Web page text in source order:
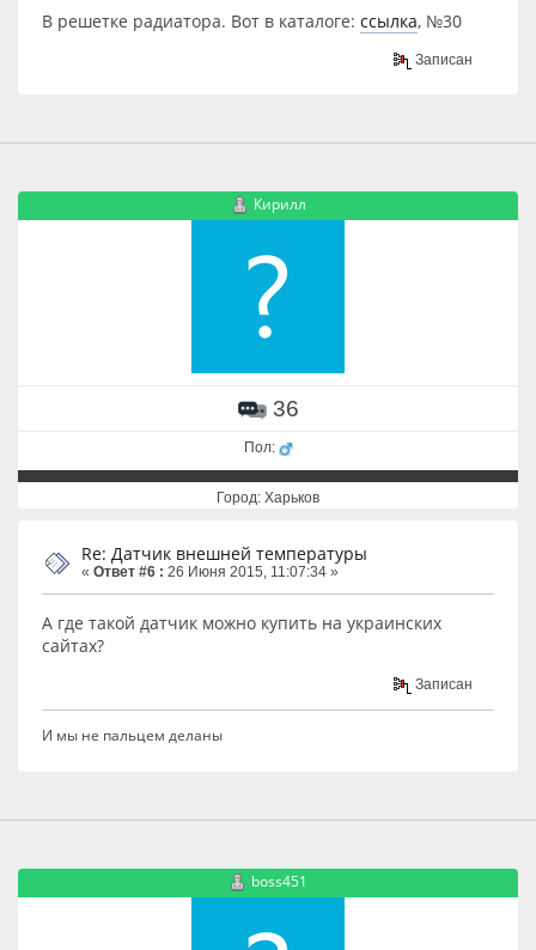
В решетке радиатора. Вот в каталоге: ссылка, №30
Записан
Кирилл
36
Пол:
Город: Харьков
Re: Датчик внешней температуры
« Ответ #6 : 26 Июня 2015, 11:07:34 »
А где такой датчик можно купить на украинских
сайтах?
Записан
И мы не пальцем деланы
boss451